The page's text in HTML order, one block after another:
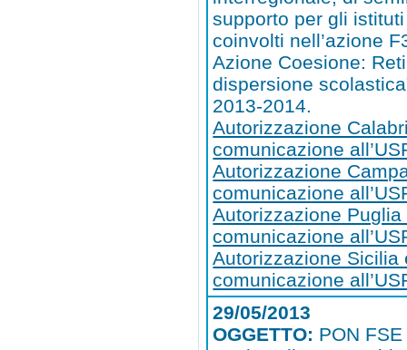
supporto per gli
coinvolti nell’azione
Azione Coesione:
dispersione
2013-2014.
Autorizzazione
comunicazione
Autorizzazione
comunicazione
Autorizzazione Puglia
comunicazione
Autorizzazione Sicilia
comunicazione
29/05/2013
OGGETTO: PON